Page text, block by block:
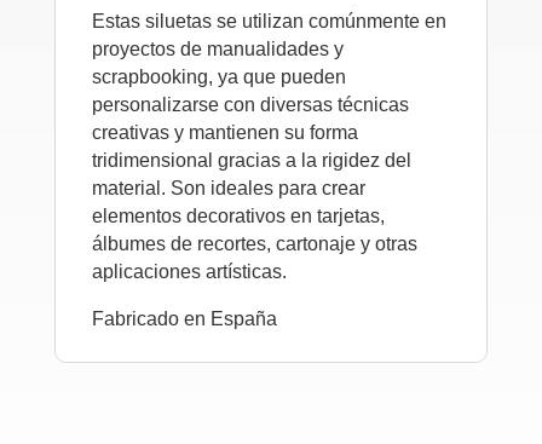
Estas siluetas se utilizan comúnmente en
proyectos de manualidades y
scrapbooking, ya que pueden
personalizarse con diversas técnicas
creativas y mantienen su forma
tridimensional gracias a la rigidez del
material. Son ideales para crear
elementos decorativos en tarjetas,
álbumes de recortes, cartonaje y otras
aplicaciones artísticas.
Fabricado en España